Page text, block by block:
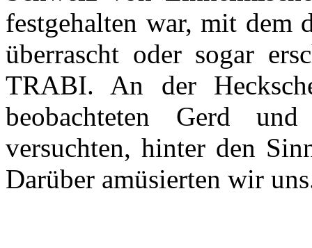
festgehalten war, mit dem
überrascht oder sogar
TRABI. An der
beobachteten Gerd
versuchten, hinter den
Darüber amüsierten wir